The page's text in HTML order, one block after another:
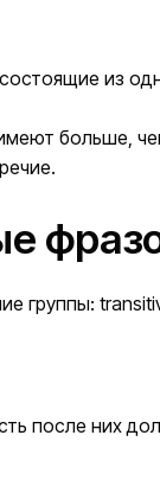
из
больше,
группы:
после них